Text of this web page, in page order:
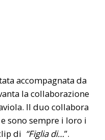
accompagnata da
la collaborazione
Il duo collabora
sono sempre i loro i
di “Figlia di…”.